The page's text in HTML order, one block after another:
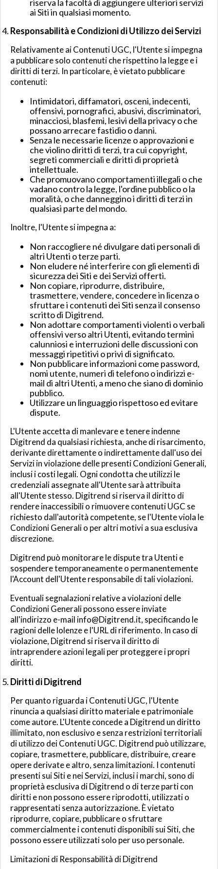
riserva la facoltà di aggiungere ulteriori servizi
ai Siti in qualsiasi momento.
Responsabilità e Condizioni di Utilizzo dei Servizi
Relativamente ai Contenuti UGC, l'Utente si impegna
a pubblicare solo contenuti che rispettino la legge e i
diritti di terzi. In particolare, è vietato pubblicare
contenuti:
Intimidatori, diffamatori, osceni, indecenti,
offensivi, pornografici, abusivi, discriminatori,
minacciosi, blasfemi, lesivi della privacy o che
possano arrecare fastidio o danni.
Senza le necessarie licenze o approvazioni e
che violino diritti di terzi, tra cui copyright,
segreti commerciali e diritti di proprietà
intellettuale.
Che promuovano comportamenti illegali o che
vadano contro la legge, l'ordine pubblico o la
moralità, o che danneggino i diritti di terzi in
qualsiasi parte del mondo.
Inoltre, l'Utente si impegna a:
Non raccogliere né divulgare dati personali di
altri Utenti o terze parti.
Non eludere né interferire con gli elementi di
sicurezza dei Siti e dei Servizi offerti.
Non copiare, riprodurre, distribuire,
trasmettere, vendere, concedere in licenza o
sfruttare i contenuti dei Siti senza il consenso
scritto di Digitrend.
Non adottare comportamenti violenti o verbali
offensivi verso altri Utenti, evitando termini
calunniosi e interruzioni delle discussioni con
messaggi ripetitivi o privi di significato.
Non pubblicare informazioni come password,
nomi utente, numeri di telefono o indirizzi e-
mail di altri Utenti, a meno che siano di dominio
pubblico.
Utilizzare un linguaggio rispettoso ed evitare
dispute.
L'Utente accetta di manlevare e tenere indenne
Digitrend da qualsiasi richiesta, anche di risarcimento,
derivante direttamente o indirettamente dall'uso dei
Servizi in violazione delle presenti Condizioni Generali,
inclusi i costi legali. Ogni condotta che utilizzi le
credenziali assegnate all'Utente sarà attribuita
all'Utente stesso. Digitrend si riserva il diritto di
rendere inaccessibili o rimuovere contenuti UGC se
richiesto dall'autorità competente, se l'Utente viola le
Condizioni Generali o per altri motivi a sua esclusiva
discrezione.
Digitrend può monitorare le dispute tra Utenti e
sospendere temporaneamente o permanentemente
l'Account dell'Utente responsabile di tali violazioni.
Eventuali segnalazioni relative a violazioni delle
Condizioni Generali possono essere inviate
all'indirizzo e-mail info@Digitrend.it, specificando le
ragioni delle lolenze e l'URL di riferimento. In caso di
violazione, Digitrend si riserva il diritto di
intraprendere azioni legali per proteggere i propri
diritti.
Diritti di Digitrend
Per quanto riguarda i Contenuti UGC, l'Utente
rinuncia a qualsiasi diritto materiale e patrimoniale
come autore. L'Utente concede a Digitrend un diritto
illimitato, non esclusivo e senza restrizioni territoriali
di utilizzo dei Contenuti UGC. Digitrend può utilizzare,
copiare, trasmettere, pubblicare, distribuire, creare
opere derivate e altro, senza limitazioni. I contenuti
presenti sui Siti e nei Servizi, inclusi i marchi, sono di
proprietà esclusiva di Digitrend o di terze parti con
diritti e non possono essere riprodotti, utilizzati o
rappresentati senza autorizzazione. È vietato
riprodurre, copiare, pubblicare o sfruttare
commercialmente i contenuti disponibili sui Siti, che
possono essere utilizzati solo per uso personale.
Limitazioni di Responsabilità di Digitrend